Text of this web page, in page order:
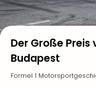
Der Große Preis
Budapest
Formel 1